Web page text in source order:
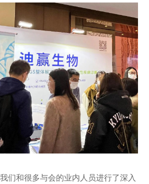
们和很多与会的业内人员进行了深入